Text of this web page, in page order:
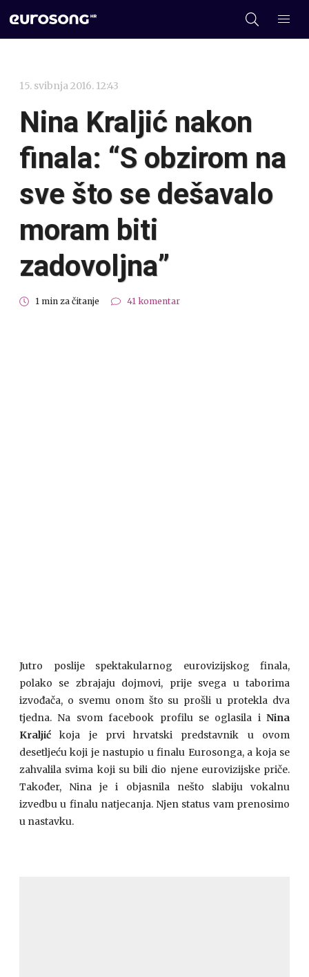
15. svibnja 2016. 12:43
Nina Kraljić nakon
finala: “S obzirom na
sve što se dešavalo
moram biti
zadovoljna”
1 min za čitanje 41 komentar
Jutro poslije spektakularnog eurovizijskog finala,
polako se zbrajaju dojmovi, prije svega u taborima
izvođača, o svemu onom što su prošli u protekla dva
tjedna. Na svom facebook profilu se oglasila i Nina
Kraljić koja je prvi hrvatski predstavnik u ovom
desetljeću koji je nastupio u finalu Eurosonga, a koja se
zahvalila svima koji su bili dio njene eurovizijske priče.
Također, Nina je i objasnila nešto slabiju vokalnu
izvedbu u finalu natjecanja. Njen status vam prenosimo
u nastavku.